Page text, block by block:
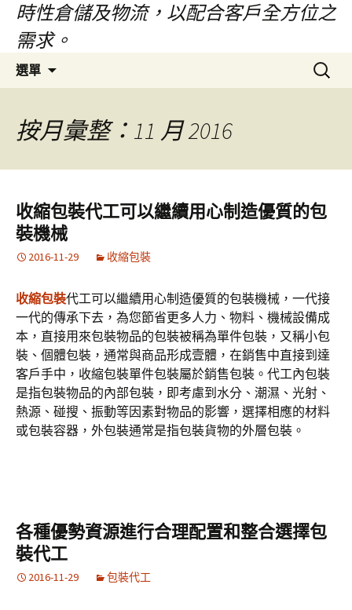
時性倉儲及物流，以配合客戶全方位之
需求。
選單
容
區
搜
尋
按月彙整：11 月 2016
收縮包裝代工可以繼續用心制造優質的包
裝機械
2016-11-29 收縮包裝
收縮包裝代工可以繼續用心制造優質的包裝機械，一代接
一代的傳承下去，為您節省更多人力、物料、機械設備成
本，直接用來包裝物品的包裝被稱為單件包裝，又稱小包
裝、個體包裝，通常與商品形成壹體，在銷售中直接到達
客戶手中，收縮包裝單件包裝屬於銷售包裝。代工內包裝
是指包裝物品的內部包裝，即考慮到水分、潮濕、光射、
熱源、碰搜、振動等因素對物品的影響，選擇相應的材料
或包裝容器，外包裝通常是指包裝貨物的外層包裝。
各種優勢資源進行合理配置和整合選擇包
裝代工
2016-11-29 包裝代工